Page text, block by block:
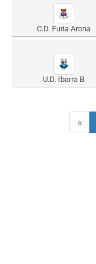
C.D. Furia Arona
U.D. Ibarra B
«